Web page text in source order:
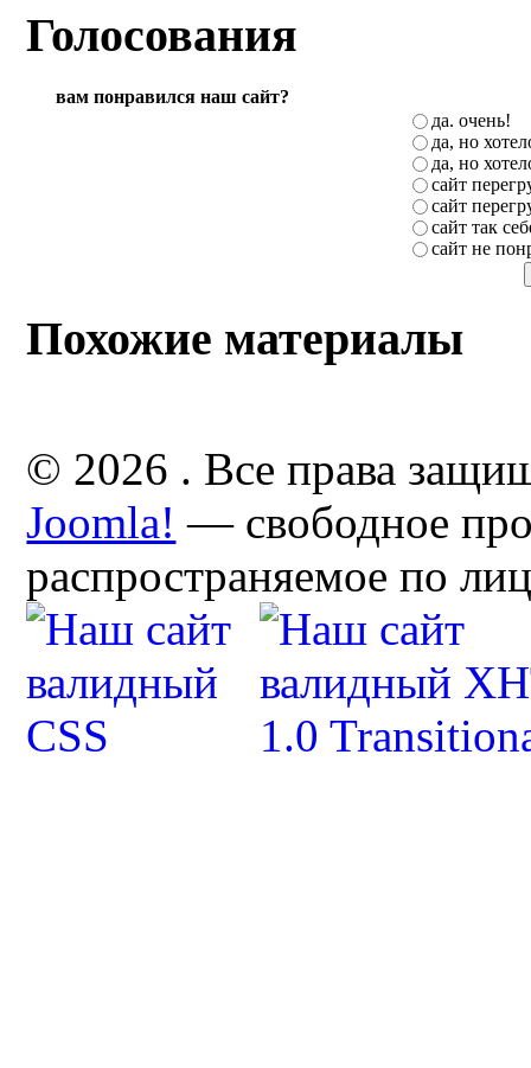
Голосования
вам понравился наш сайт?
да. очень!
да, но
да, но
сайт
сайт
сайт так
сайт не
Похожие материалы
© 2026 . Все права
Joomla! — свободное
распространяемое по